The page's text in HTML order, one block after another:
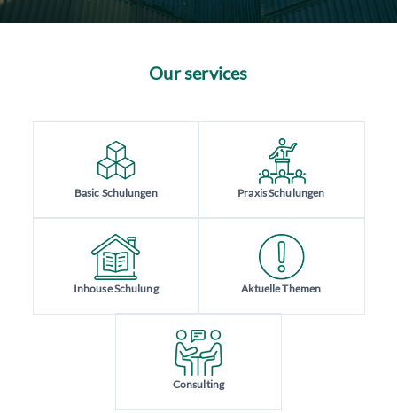
Our services
Basic Schulungen Praxis Schulungen
Inhouse Schulung Aktuelle Themen
Consulting